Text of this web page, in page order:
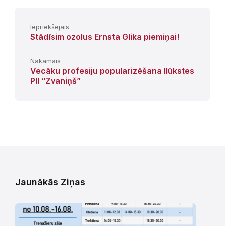
Iepriekšējais
Stādīsim ozolus Ernsta Glika piemiņai!
Nākamais
Vecāku profesiju popularizēšana Ilūkstes
PII “Zvaniņš”
Jaunākās Ziņas